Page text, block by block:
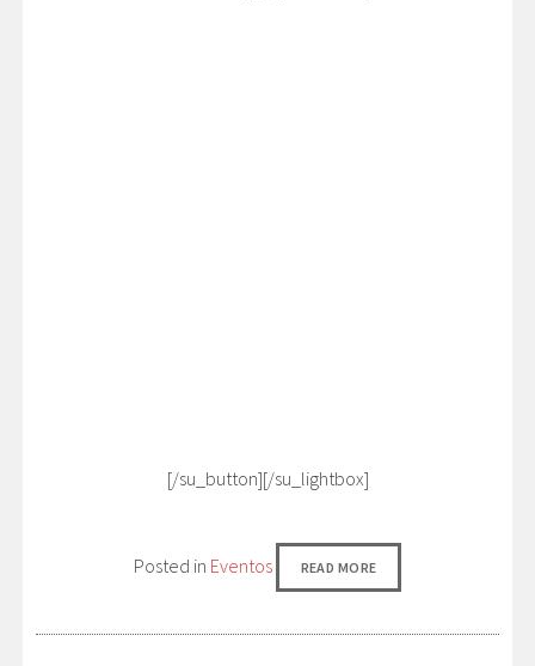
[/su_button][/su_lightbox]
Posted in Eventos READ MORE